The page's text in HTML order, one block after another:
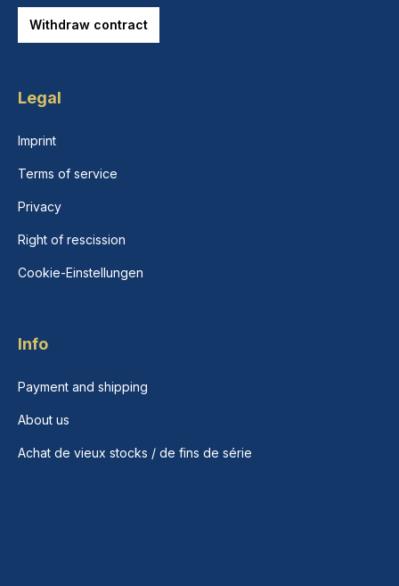
Withdraw contract
Legal
Imprint
Terms of service
Privacy
Right of rescission
Cookie-Einstellungen
Info
Payment and shipping
About us
Achat de vieux stocks / de fins de série